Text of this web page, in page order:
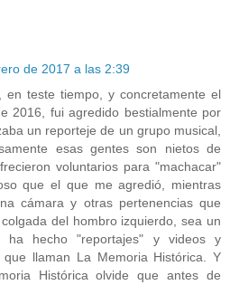
de 2017 a las 2:39
en teste tiempo, y concretamente el
2016, fui agredido bestialmente por
un reporteje de un grupo musical,
esas gentes son nietos de
voluntarios para "machacar"
que el que me agredió, mientras
cámara y otras pertenencias que
del hombro izquierdo, sea un
ha hecho "reportajes" y videos y
llaman La Memoria Histórica. Y
Histórica olvide que antes de